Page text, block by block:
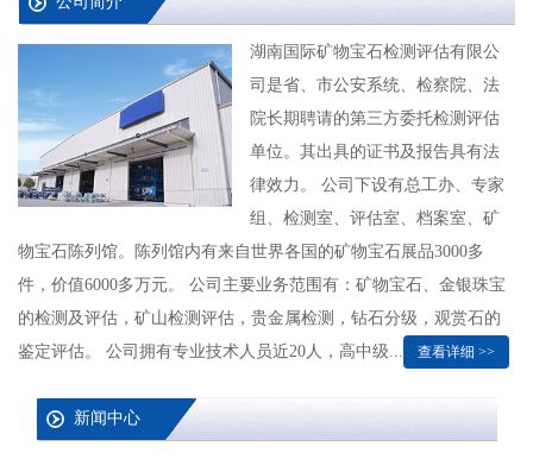
湖南国际矿物宝石检测评估有限公
司是省、市公安系统、检察院、法
院长期聘请的第三方委托检测评估
单位。其出具的证书及报告具有法
律效力。 公司下设有总工办、专家
组、检测室、评估室、档案室、矿
物宝石陈列馆。陈列馆内有来自世界各国的矿物宝石展品3000多
件，价值6000多万元。 公司主要业务范围有：矿物宝石、金银珠宝
的检测及评估，矿山检测评估，贵金属检测，钻石分级，观赏石的
鉴定评估。 公司拥有专业技术人员近20人，高中级...
查看详细 >>
新闻中心